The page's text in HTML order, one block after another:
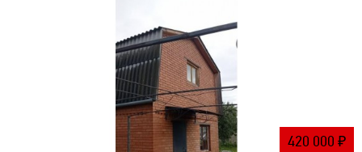
420 000 ₽